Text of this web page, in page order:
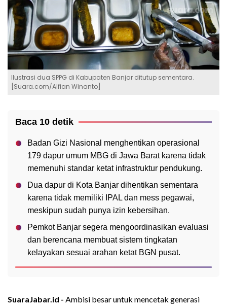
Ilustrasi dua SPPG di Kabupaten Banjar ditutup sementara.
[Suara.com/Alfian Winanto]
Baca 10 detik
Badan Gizi Nasional menghentikan operasional
179 dapur umum MBG di Jawa Barat karena tidak
memenuhi standar ketat infrastruktur pendukung.
Dua dapur di Kota Banjar dihentikan sementara
karena tidak memiliki IPAL dan mess pegawai,
meskipun sudah punya izin kebersihan.
Pemkot Banjar segera mengoordinasikan evaluasi
dan berencana membuat sistem tingkatan
kelayakan sesuai arahan ketat BGN pusat.
SuaraJabar.id - Ambisi besar untuk mencetak generasi